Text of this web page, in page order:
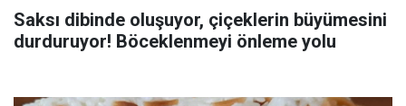
Saksı dibinde oluşuyor, çiçeklerin büyümesini
durduruyor! Böceklenmeyi önleme yolu